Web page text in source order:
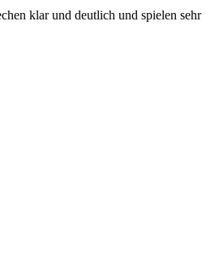
klar und deutlich und spielen sehr